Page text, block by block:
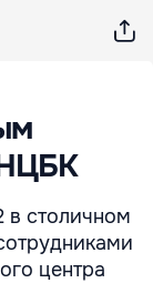
столичном
центра